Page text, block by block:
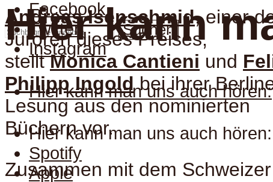
Suchen
Hier kann
Hier kann man uns auch hören:
Spotify
Apple
Facebook
Twitter
Instagram
Hier kann man uns auch hören:
Andreas Isenschmid, einer
Juroren dieses Preises,
stelltMonica Cantieni und
Philipp Ingoldbei ihrer
Lesung aus den nominierten
Büchern vor.
Zusammen mit dem